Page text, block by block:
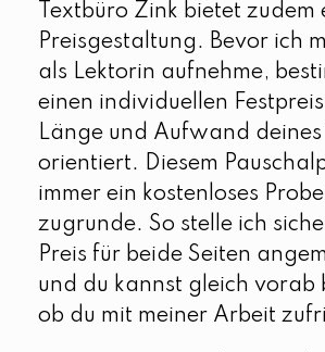
Textbüro Zink bietet zudem
Preisgestaltung. Bevor ich
als Lektorin aufnehme,
einen individuellen
Länge und Aufwand deines
orientiert. Diesem
immer ein kostenloses
zugrunde. So stelle ich
Preis für beide Seiten
und du kannst gleich vorab
ob du mit meiner Arbeit